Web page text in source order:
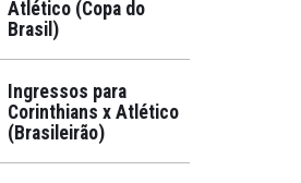
Atlético (Copa do
Brasil)
Ingressos para
Corinthians x Atlético
(Brasileirão)